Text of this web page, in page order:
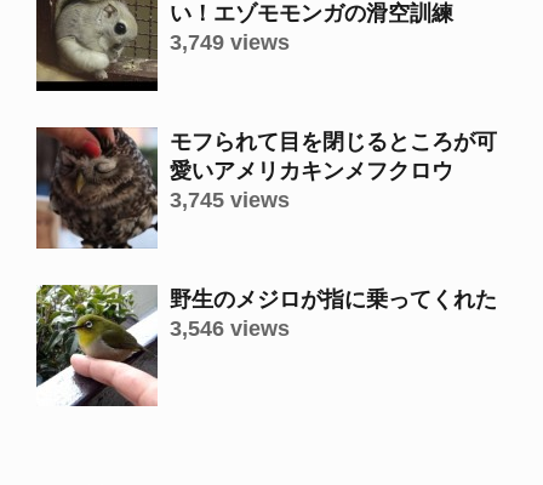
い！エゾモモンガの滑空訓練
3,749 views
モフられて目を閉じるところが可
愛いアメリカキンメフクロウ
3,745 views
野生のメジロが指に乗ってくれた
3,546 views